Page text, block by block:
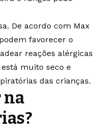
De acordo com Max
favorecer o
reações alérgicas
muito seco e
das crianças.
na